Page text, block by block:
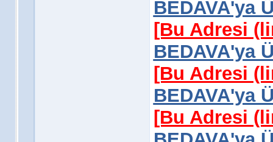
BEDAVA'ya
[Bu Adresi
BEDAVA'ya
[Bu Adresi
BEDAVA'ya
[Bu Adresi